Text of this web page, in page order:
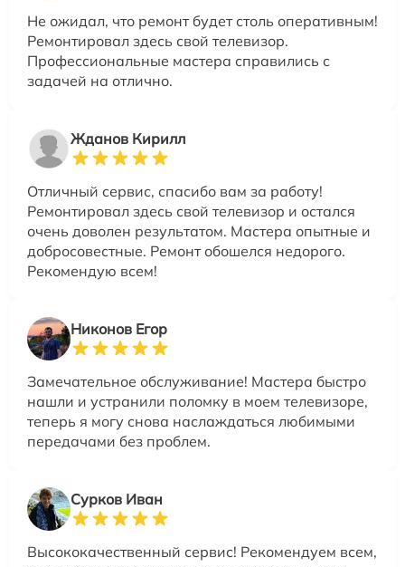
Не ожидал, что ремонт будет столь оперативным!
Ремонтировал здесь свой телевизор.
Профессиональные мастера справились с
задачей на отлично.
Жданов Кирилл
Отличный сервис, спасибо вам за работу!
Ремонтировал здесь свой телевизор и остался
очень доволен результатом. Мастера опытные и
добросовестные. Ремонт обошелся недорого.
Рекомендую всем!
Никонов Егор
Замечательное обслуживание! Мастера быстро
нашли и устранили поломку в моем телевизоре,
теперь я могу снова наслаждаться любимыми
передачами без проблем.
Сурков Иван
Высококачественный сервис! Рекомендуем всем,